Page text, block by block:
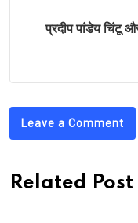
प्रदीप पांडेय चिंटू
Leave a Comment
Related Post